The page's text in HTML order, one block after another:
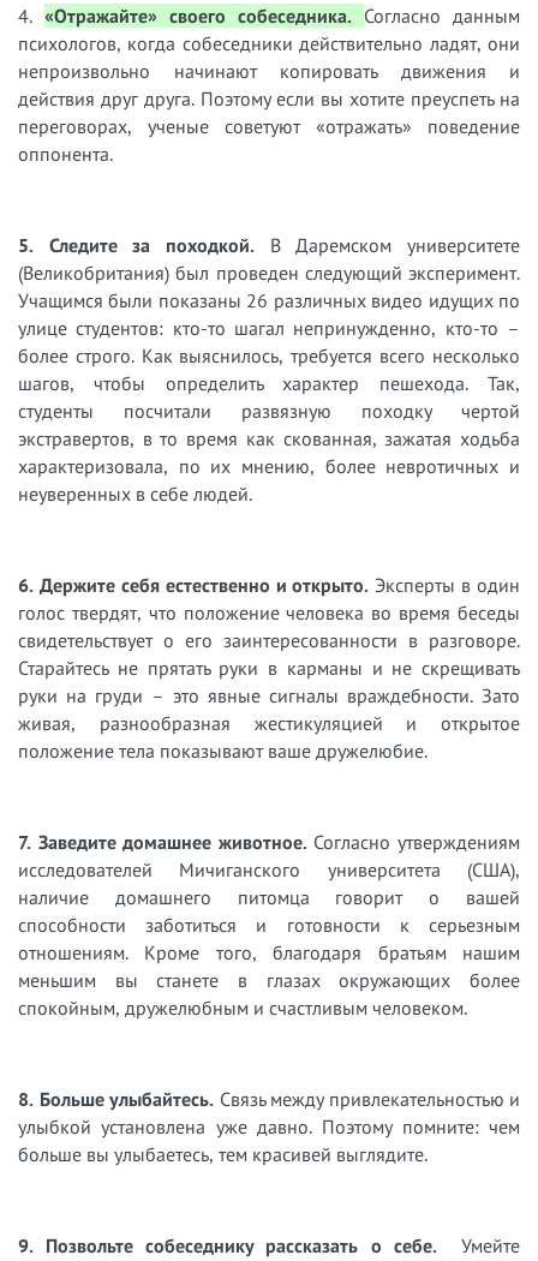
4. «Отражайте» своего собеседника. Согласно данным
психологов, когда собеседники действительно ладят, они
непроизвольно начинают копировать движения и
действия друг друга. Поэтому если вы хотите преуспеть на
переговорах, ученые советуют «отражать» поведение
оппонента.
5. Следите за походкой. В Даремском университете
(Великобритания) был проведен следующий эксперимент.
Учащимся были показаны 26 различных видео идущих по
улице студентов: кто-то шагал непринужденно, кто-то –
более строго. Как выяснилось, требуется всего несколько
шагов, чтобы определить характер пешехода. Так,
студенты посчитали развязную походку чертой
экстравертов, в то время как скованная, зажатая ходьба
характеризовала, по их мнению, более невротичных и
неуверенных в себе людей.
6. Держите себя естественно и открыто. Эксперты в один
голос твердят, что положение человека во время беседы
свидетельствует о его заинтересованности в разговоре.
Старайтесь не прятать руки в карманы и не скрещивать
руки на груди – это явные сигналы враждебности. Зато
живая, разнообразная жестикуляцией и открытое
положение тела показывают ваше дружелюбие.
7. Заведите домашнее животное. Согласно утверждениям
исследователей Мичиганского университета (США),
наличие домашнего питомца говорит о вашей
способности заботиться и готовности к серьезным
отношениям. Кроме того, благодаря братьям нашим
меньшим вы станете в глазах окружающих более
спокойным, дружелюбным и счастливым человеком.
8. Больше улыбайтесь. Связь между привлекательностью и
улыбкой установлена уже давно. Поэтому помните: чем
больше вы улыбаетесь, тем красивей выглядите.
9. Позвольте собеседнику рассказать о себе. Умейте